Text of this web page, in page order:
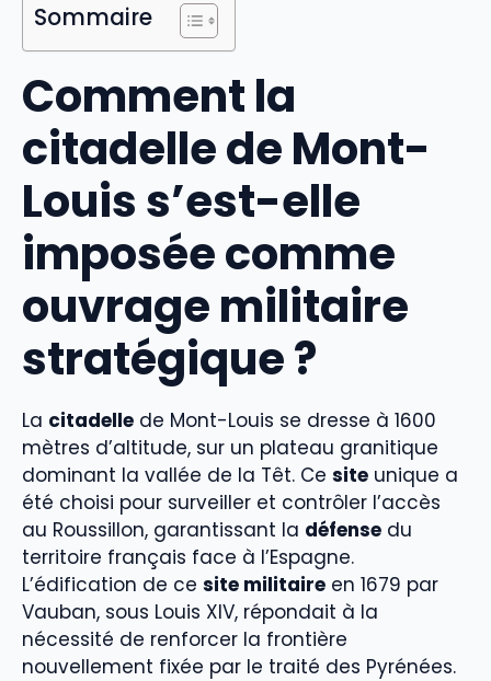
Sommaire
Comment la
citadelle de Mont-
Louis s’est-elle
imposée comme
ouvrage militaire
stratégique ?
La citadelle de Mont-Louis se dresse à 1600
mètres d’altitude, sur un plateau granitique
dominant la vallée de la Têt. Ce site unique a
été choisi pour surveiller et contrôler l’accès
au Roussillon, garantissant la défense du
territoire français face à l’Espagne.
L’édification de ce site militaire en 1679 par
Vauban, sous Louis XIV, répondait à la
nécessité de renforcer la frontière
nouvellement fixée par le traité des Pyrénées.